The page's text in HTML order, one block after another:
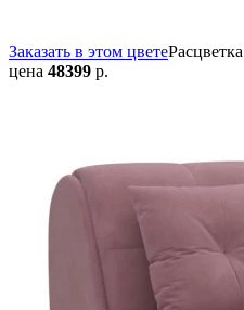
Заказать в этом цветеРасцветка
цена 48399 р.